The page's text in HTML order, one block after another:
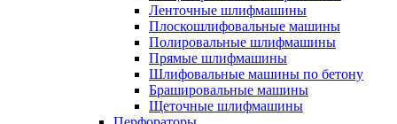
Ленточные шлифмашины
Плоскошлифовальные машины
Полировальные шлифмашины
Прямые шлифмашины
Шлифовальные машины по бетону
Брашировальные машины
Щеточные шлифмашины